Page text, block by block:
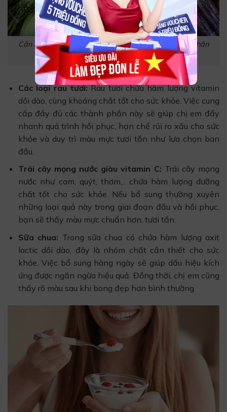
Cân nhắc bổ sung thực phẩm phù hợp sau khi phun chân
mày
Các loại rau tươi:Rau tươi chứa hàm lượng vitamin
dồi dào, cùng khoáng chất tốt cho sức khỏe. Việc cung
cấp đầy đủ các thành phần này sẽ giúp chị em đẩy
nhanh quá trình hồi phục, hạn chế rủi ro xấu cho sức
khỏe và duy trì màu mực tươi tắn như lựa chọn ban
đầu.
Trái cây mọng nước giàu vitamin C: Trái cây mọng
nước như cam, quýt, thơm,.. chứa hàm lượng dưỡng
chất tốt cho sức khỏe. Nếu bổ sung thường xuyên
những loại quả này trong giai đoạn đầu và hồi phục,
bạn sẽ thấy màu mực chuẩn hơn, tươi tắn.
Sữa chua: Trong sữa chua có chứa hàm lượng axit
lactic dồi dào, đây là nhóm chất cần thiết cho sức
khỏe. Việc bổ sung hàng ngày sẽ giúp dấu hiệu kích
ứng được ngăn ngừa hiệu quả. Đồng thời, chị em cũng
thấy rõ màu sau khi bong đẹp hơn bình thường.